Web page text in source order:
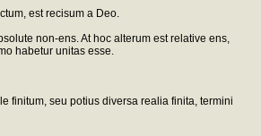
est recisum a Deo.
non-ens. At hoc alterum est relative ens,
habetur unitas esse.
finitum, seu potius diversa realia finita, termini